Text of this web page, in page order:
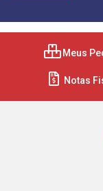
Meus
Notas